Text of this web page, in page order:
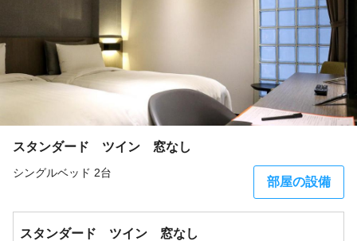
スタンダード ツイン 窓なし
シングルベッド 2台
部屋の設備
スタンダード ツイン 窓なし